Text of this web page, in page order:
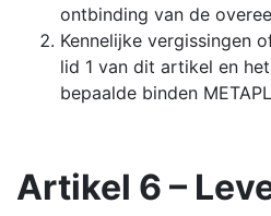
ontbinding van de
Kennelijke vergissingen
lid 1 van dit artikel en
bepaalde binden
Artikel 6 –